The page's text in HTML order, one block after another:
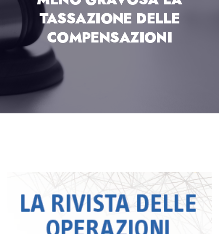
TASSAZIONE DELLE
COMPENSAZIONI